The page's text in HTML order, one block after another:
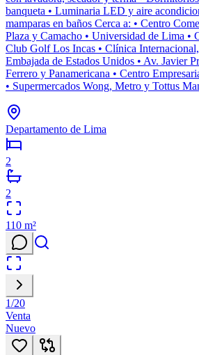
banqueta • Luminaria LED y aire
mamparas en baños Cerca a: • Centro
Plaza y Camacho • Universidad de Lima •
Club Golf Los Incas • Clínica
Embajada de Estados Unidos • Av. Javier
Ferrero y Panamericana • Centro
• Supermercados Wong, Metro y Tottus
Departamento de Lima
2
2
110 m²
1/20
Venta
Nuevo